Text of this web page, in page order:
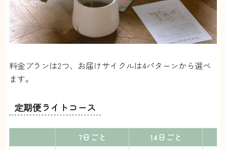
料金プランは2つ、お届けサイクルは4パターンから選べ
ます。
定期便ライトコース
7日ごと 14日ごと